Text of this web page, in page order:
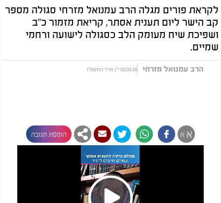
לקראת פורים מגלה הרב עמנואל מזרחי סגולה מספר
קב הישר ליום תענית אסתר, קריאת מזמור כ"ב
ושפיכת שיח מעומק הלב כסגולה לישועה ורחמי
שמיים.
הרב עמנואל מזרחי 02.03.26 י"ג אדר התשפ"ו
א א הוספת תגובה